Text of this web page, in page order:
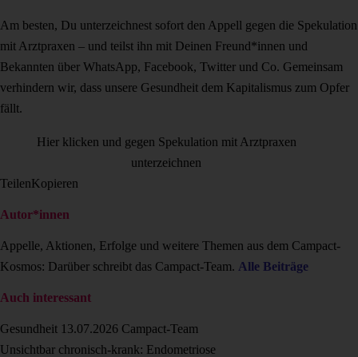
Am besten, Du unterzeichnest sofort den Appell gegen die Spekulation
mit Arztpraxen – und teilst ihn mit Deinen Freund*innen und
Bekannten über WhatsApp, Facebook, Twitter und Co. Gemeinsam
verhindern wir, dass unsere Gesundheit dem Kapitalismus zum Opfer
fällt.
Hier klicken und gegen Spekulation mit Arztpraxen
unterzeichnen
TeilenKopieren
Autor*innen
Appelle, Aktionen, Erfolge und weitere Themen aus dem Campact-
Kosmos: Darüber schreibt das Campact-Team. Alle Beiträge
Auch interessant
Gesundheit 13.07.2026 Campact-Team
Unsichtbar chronisch-krank: Endometriose